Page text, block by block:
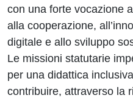
con una forte vocazione
alla cooperazione,
digitale e allo sviluppo
Le missioni statutarie
per una didattica
contribuire, attraverso la